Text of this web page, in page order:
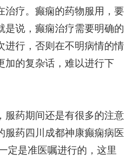
治疗。癫痫的药物服用，要
是说，癫痫治疗需要明确的
进行，否则在不明病情的情
加的复杂话，难以进行下
服药期间还是有很多的注意
服药 四川成都神康癫痫病医
定是准医嘱进行的，这里